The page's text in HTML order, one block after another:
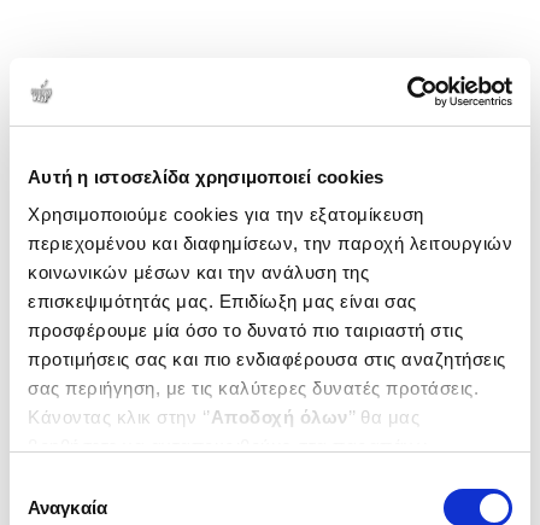
Αυτή η ιστοσελίδα χρησιμοποιεί cookies
Χρησιμοποιούμε cookies για την εξατομίκευση
περιεχομένου και διαφημίσεων, την παροχή λειτουργιών
κοινωνικών μέσων και την ανάλυση της
επισκεψιμότητάς μας. Επιδίωξη μας είναι σας
προσφέρουμε μία όσο το δυνατό πιο ταιριαστή στις
προτιμήσεις σας και πιο ενδιαφέρουσα στις αναζητήσεις
σας περιήγηση, με τις καλύτερες δυνατές προτάσεις.
Κάνοντας κλικ στην ‘’Αποδοχή όλων’’ θα μας
ενδιαφέρουν και να επιλέξετε από τα παρακάτω με την
συγκατάθεσης
Αναγκαία